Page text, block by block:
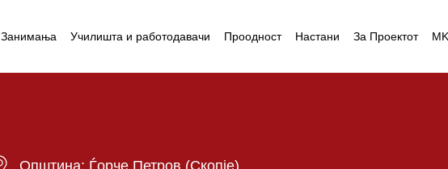
Занимања Училишта и работодавачи Проодност Настани За Проектот MK
Општина: Ѓорче Петров (Скопје)